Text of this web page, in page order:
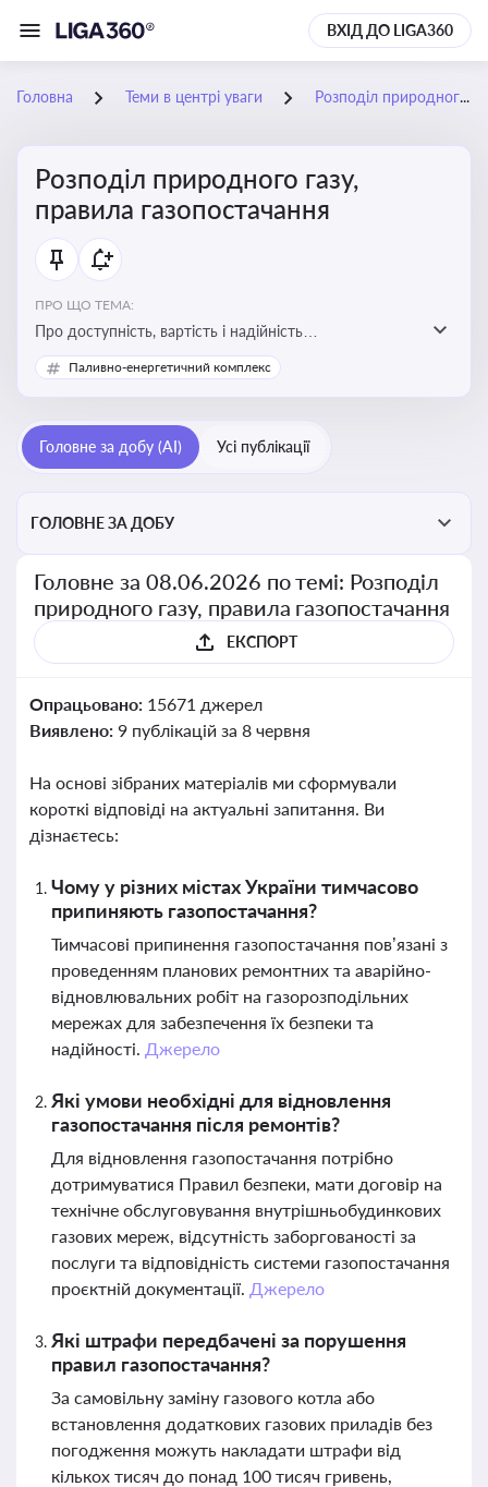
ВХІД ДО LIGA360
Головна Теми в центрі уваги Розподіл природного газу, правила газопостачання
Розподіл природного газу,
правила газопостачання
ПРО ЩО ТЕМА:
Про доступність, вартість і надійність
енергопостачання для бізнесу та вплив на економічну
стабільність
Паливно-енергетичний комплекс
Головне за добу (AI) Усі публікації
ГОЛОВНЕ ЗА ДОБУ
Головне за 08.06.2026 по темі: Розподіл
природного газу, правила газопостачання
ЕКСПОРТ
Опрацьовано: 15671 джерел
Виявлено: 9 публікацій за 8 червня
На основі зібраних матеріалів ми сформували
короткі відповіді на актуальні запитання. Ви
дізнаєтесь:
Чому у різних містах України тимчасово
припиняють газопостачання?
Тимчасові припинення газопостачання пов’язані з
проведенням планових ремонтних та аварійно-
відновлювальних робіт на газорозподільних
мережах для забезпечення їх безпеки та
надійності. Джерело
Які умови необхідні для відновлення
газопостачання після ремонтів?
Для відновлення газопостачання потрібно
дотримуватися Правил безпеки, мати договір на
технічне обслуговування внутрішньобудинкових
газових мереж, відсутність заборгованості за
послуги та відповідність системи газопостачання
проєктній документації. Джерело
Які штрафи передбачені за порушення
правил газопостачання?
За самовільну заміну газового котла або
встановлення додаткових газових приладів без
погодження можуть накладати штрафи від
кількох тисяч до понад 100 тисяч гривень,